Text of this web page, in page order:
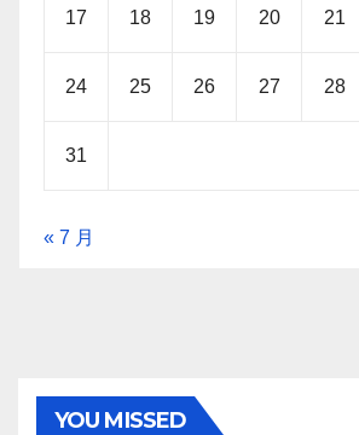
17 18 19 20 21
24 25 26 27 28
31
« 7 月
YOU MISSED